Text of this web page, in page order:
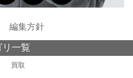
編集方針
リ一覧
買取